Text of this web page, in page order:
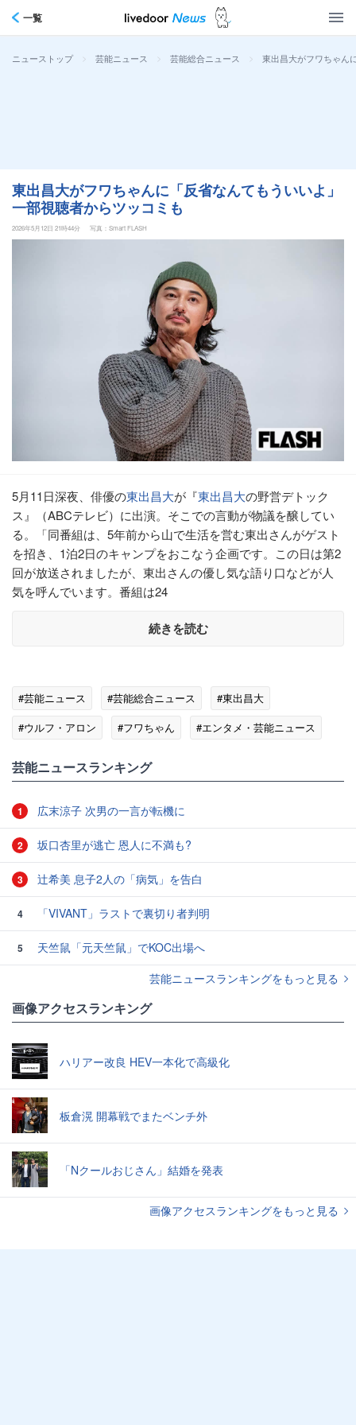
一覧
ニューストップ > 芸能ニュース > 芸能総合ニュース > 東出昌大がフワちゃん
東出昌大がフワちゃんに「反省なんてもういいよ」
一部視聴者からツッコミも
2026年5月12日 21時44分 写真：Smart FLASH
5月11日深夜、俳優の東出昌大が『東出昌大の野営デトック
ス』（ABCテレビ）に出演。そこでの言動が物議を醸してい
る。「同番組は、5年前から山で生活を営む東出さんがゲスト
を招き、1泊2日のキャンプをおこなう企画です。この日は第2
回が放送されましたが、東出さんの優し気な語り口などが人
気を呼んでいます。番組は24
続きを読む
#芸能ニュース #芸能総合ニュース
#東出昌大
#ウルフ・アロン
#フワちゃん
#エンタメ・芸能ニュース
芸能ニュースランキング
1 広末涼子 次男の一言が転機に
2 坂口杏里が逃亡 恩人に不満も?
3 辻希美 息子2人の「病気」を告白
4 「VIVANT」ラストで裏切り者判明
5
天竺鼠「元天竺鼠」でKOC出場へ
芸能ニュースランキングをもっと見る
画像アクセスランキング
ハリアー改良 HEV一本化で高級化
板倉滉 開幕戦でまたベンチ外
「Nクールおじさん」結婚を発表
画像アクセスランキングをもっと見る